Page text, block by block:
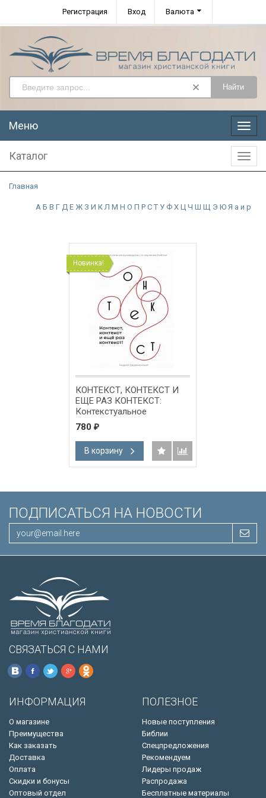
Регистрация Вход Валюта
Найти
Меню
Меню
Каталог
Главная
А Б В Г Д Е Ж З И К Л М Н О П Р С Т У Ф Х Ц Ч Ш Щ Э Ю Я а и р
Новинка!
КОНТЕКСТ, КОНТЕКСТ И
ЕЩЕ РАЗ КОНТЕКСТ:
Контекстуальное
руководство по изучению
Библии. Андрей
Двуреченский
780 ₽
В корзину
ПОДПИСАТЬСЯ НА НОВОСТИ
СВЯЗАТЬСЯ С НАМИ
ИНФОРМАЦИЯ
О магазине
Преимущества
Как заказать
Доставка
Оплата
Скидки и бонусы
Оптовый отдел
ПОЛЕЗНОЕ
Новые поступления
Библии
Спецпредложения
Рекомендуем
Лидеры продаж
Распродажа
Бесплатные материалы